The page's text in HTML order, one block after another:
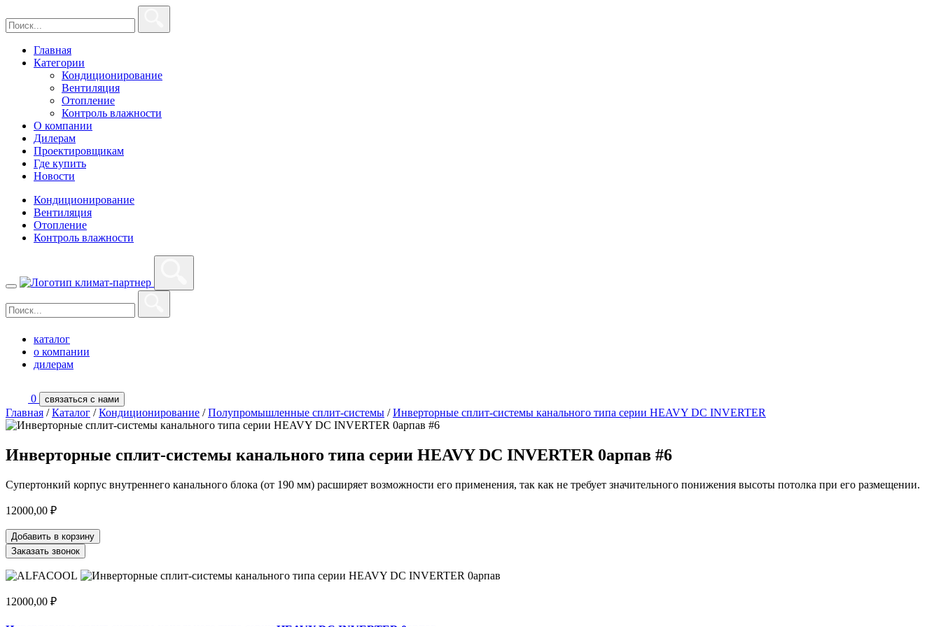
Главная
Категории
Кондиционирование
Вентиляция
Отопление
Контроль влажности
О компании
Дилерам
Проектировщикам
Где купить
Новости
Кондиционирование
Вентиляция
Отопление
Контроль влажности
каталог
о компании
дилерам
0 связаться с нами
Главная / Каталог / Кондиционирование / Полупромышленные сплит-системы / Инверторные сплит-системы канального типа серии HEAVY DC INVERTER
Инверторные сплит-системы канального типа серии HEAVY DC INVERTER 0арпав #6
Супертонкий корпус внутреннего канального блока (от 190 мм) расширяет возможности его применения, так как не требует значительного понижения высоты потолка при его размещении.
12000,00 ₽
Добавить в корзину
Заказать звонок
12000,00 ₽